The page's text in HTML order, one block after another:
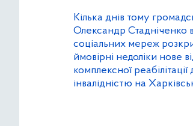
Кілька днів тому
Олександр Стадніченко в
соціальних мереж
ймовірні недоліки нове
комплексної реабілітації
інвалідністю на